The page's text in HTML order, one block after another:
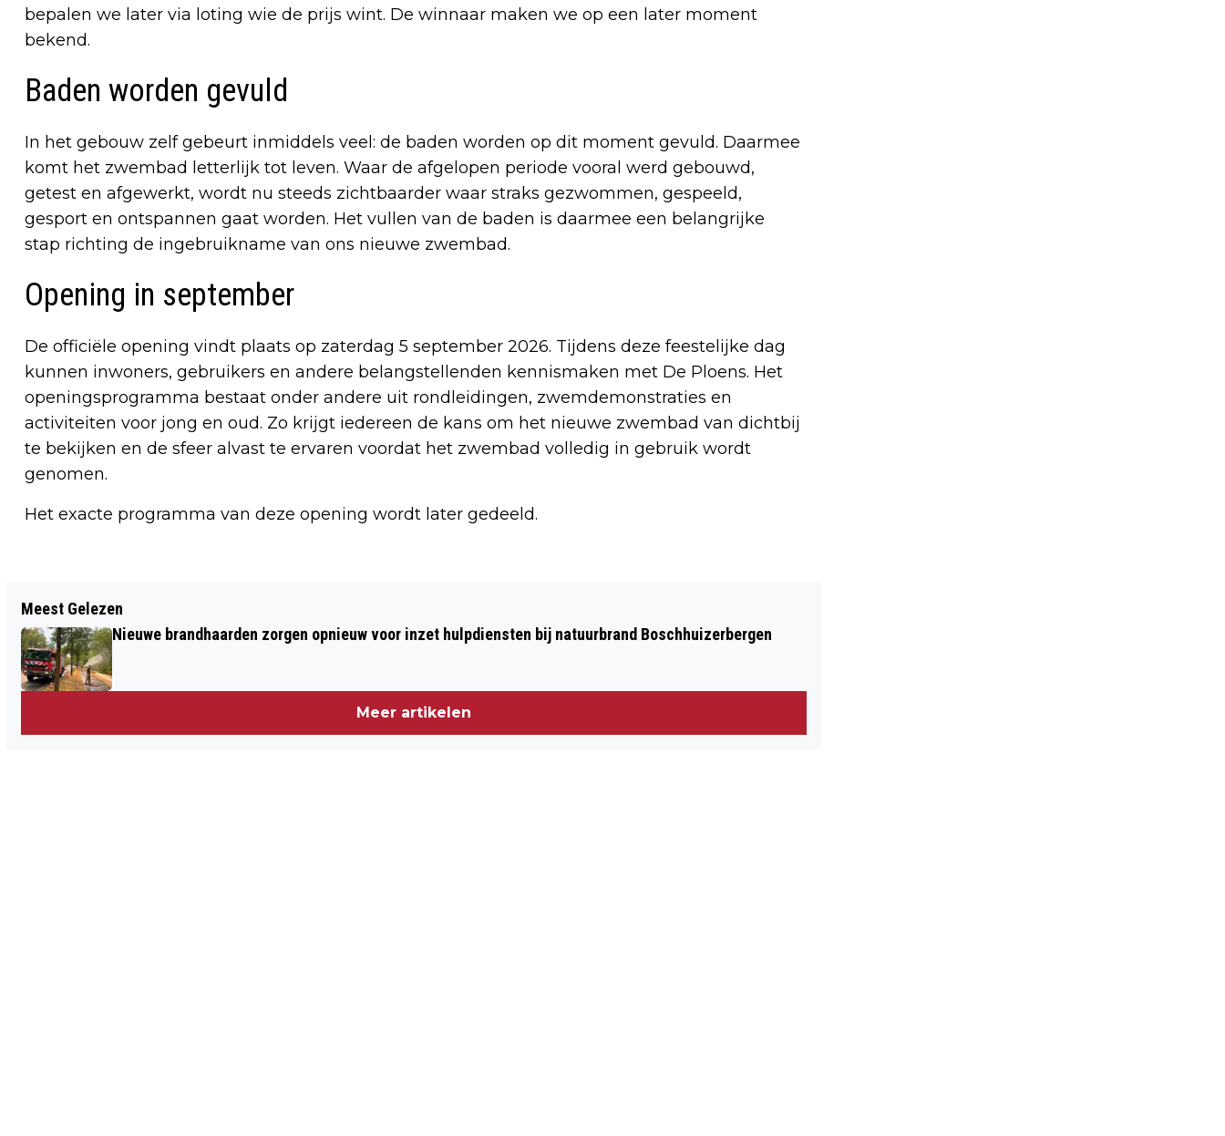
bepalen we later via loting wie de prijs wint. De winnaar maken we op een later moment
bekend.
Baden worden gevuld
In het gebouw zelf gebeurt inmiddels veel: de baden worden op dit moment gevuld. Daarmee
komt het zwembad letterlijk tot leven. Waar de afgelopen periode vooral werd gebouwd,
getest en afgewerkt, wordt nu steeds zichtbaarder waar straks gezwommen, gespeeld,
gesport en ontspannen gaat worden. Het vullen van de baden is daarmee een belangrijke
stap richting de ingebruikname van ons nieuwe zwembad.
Opening in september
De officiële opening vindt plaats op zaterdag 5 september 2026. Tijdens deze feestelijke dag
kunnen inwoners, gebruikers en andere belangstellenden kennismaken met De Ploens. Het
openingsprogramma bestaat onder andere uit rondleidingen, zwemdemonstraties en
activiteiten voor jong en oud. Zo krijgt iedereen de kans om het nieuwe zwembad van dichtbij
te bekijken en de sfeer alvast te ervaren voordat het zwembad volledig in gebruik wordt
genomen.
Het exacte programma van deze opening wordt later gedeeld.
BEPERKTE BEREIKBAARHEID
BEGRAAFPLAATS VENLO - WOENSDAG
27 MEI
Meest Gelezen
Nieuwe brandhaarden zorgen opnieuw voor inzet hulpdiensten bij natuurbrand Boschhuizerbergen
Meer artikelen